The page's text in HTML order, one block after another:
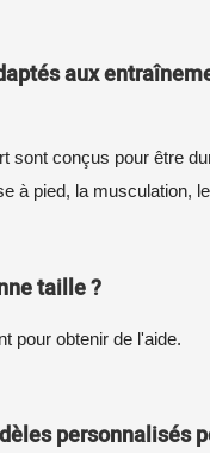
aux
sont conçus pour être
à pied, la musculation,
taille ?
pour obtenir de l'aide.
personnalisés